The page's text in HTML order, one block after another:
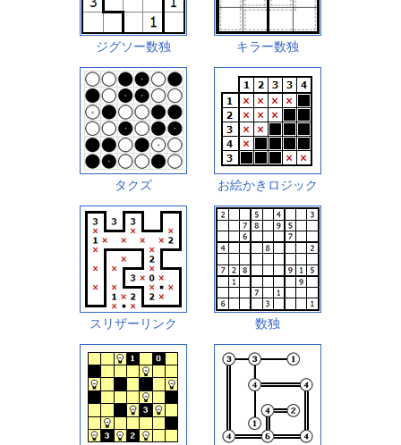
ジグソー数独 キラー数独
タクズ お絵かきロジック
スリザーリンク 数独